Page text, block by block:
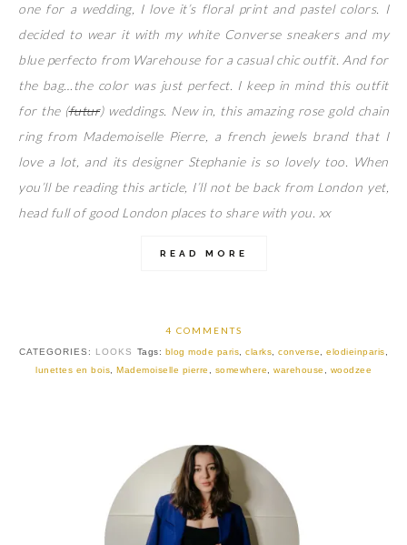
one for a wedding, I love it’s floral print and pastel colors. I
decided to wear it with my white Converse sneakers and my
blue perfecto from Warehouse for a casual chic outfit. And for
the bag…the color was just perfect. I keep in mind this outfit
for the (futur) weddings. New in, this amazing rose gold chain
ring from Mademoiselle Pierre, a french jewels brand that I
love a lot, and its designer Stephanie is so lovely too. When
you’ll be reading this article, I’ll not be back from London yet,
head full of good London places to share with you. xx
READ MORE
4 COMMENTS
CATEGORIES: LOOKS Tags: blog mode paris ,clarks ,converse ,elodieinparis
lunettes en bois
Mademoiselle pierre somewhere warehouse woodzee